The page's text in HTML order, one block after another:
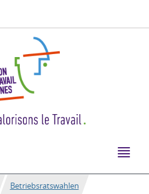
Betriebsratswahlen